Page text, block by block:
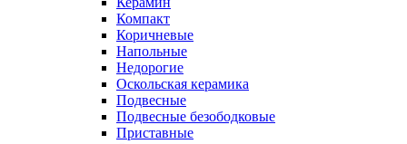
Компакт
Коричневые
Напольные
Недорогие
Оскольская керамика
Подвесные
Подвесные безободковые
Приставные